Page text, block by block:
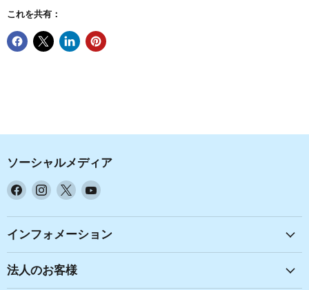
これを共有：
ソーシャルメディア
Facebook
見
つ
て
く
Instagram
見
つ
て
く
X
見
つ
て
く
YouTube
見
つ
インフォメーション
法人のお客様